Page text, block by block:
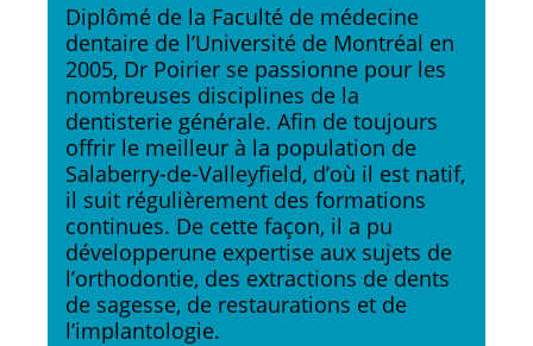
Diplômé de la Faculté de médecine
dentaire de l’Université de Montréal en
2005, Dr Poirier se passionne pour les
nombreuses disciplines de la
dentisterie générale. Afin de toujours
offrir le meilleur à la population de
Salaberry-de-Valleyfield, d’où il est natif,
il suit régulièrement des formations
continues. De cette façon, il a pu
développerune expertise aux sujets de
l’orthodontie, des extractions de dents
de sagesse, de restaurations et de
l’implantologie.